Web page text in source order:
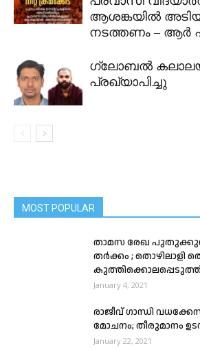
ആശങ്കയിൽ
നടത്തണം – ആർ
ഗ്ലോബല്‍
പ്രഖ്യാപിച്ചു
MOST POPULAR
താമസ രേഖ
തർക്കം ; തൊഴിലാളി
January 4, 2021
രാജീവ് ഗാന്ധി
മോചനം; തീരുമാനം
January 22, 2021